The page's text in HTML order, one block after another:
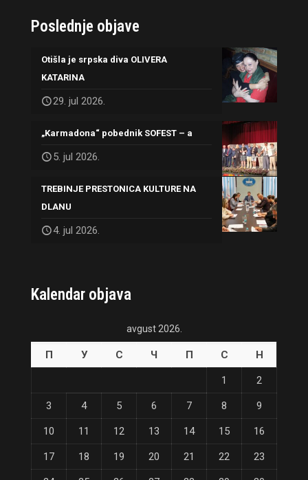
Poslednje objave
Otišla je srpska diva OLIVERA
KATARINA
29. jul 2026.
„Karmadona“ pobednik SOFEST – a
5. jul 2026.
TREBINJE PRESTONICA KULTURE NA
DLANU
4. jul 2026.
Kalendar objava
avgust 2026.
П У С Ч П С Н
1 2
3 4 5 6 7 8 9
10 11 12 13 14 15 16
17 18 19 20 21 22 23